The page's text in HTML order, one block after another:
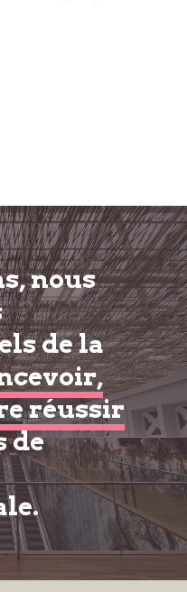
nous
de la
réussir
de